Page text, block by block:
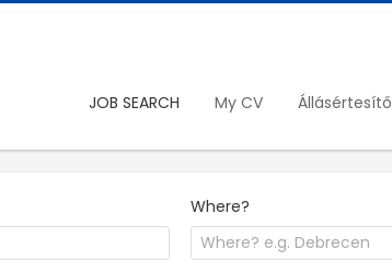
JOB SEARCH My CV Állásértesítő
Where?